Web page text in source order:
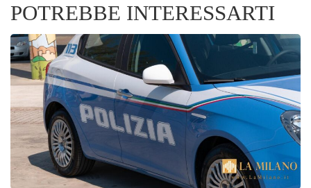
POTREBBE INTERESSARTI